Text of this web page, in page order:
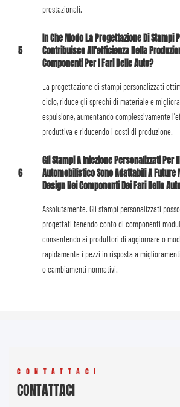
prestazionali.
5
In Che Modo La Progettazione Di Stampi
Contribuisce All'efficienza Della
Componenti Per I Fari Delle Auto?
La progettazione di stampi personalizzati
ciclo, riduce gli sprechi di materiale e
espulsione, aumentando complessivamente
produttiva e riducendo i costi di produzione.
6
Gli Stampi A Iniezione Personalizzati Per
Automobilistico Sono Adattabili A Future
Design Nei Componenti Dei Fari Delle
Assolutamente. Gli stampi personalizzati
progettati tenendo conto di componenti
consentendo ai produttori di aggiornare o
rapidamente i pezzi in risposta a
o cambiamenti normativi.
CONTATTACI
CONTATTACI